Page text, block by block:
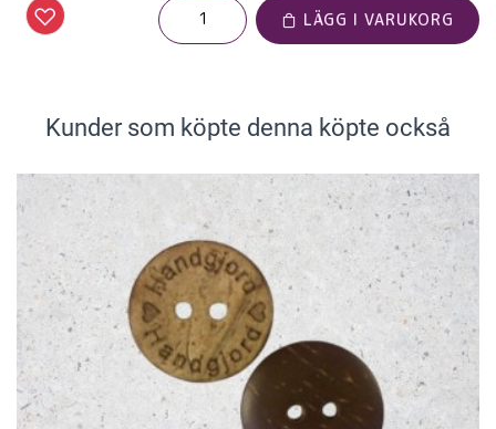
LÄGG I VARUKORG
Kunder som köpte denna köpte också